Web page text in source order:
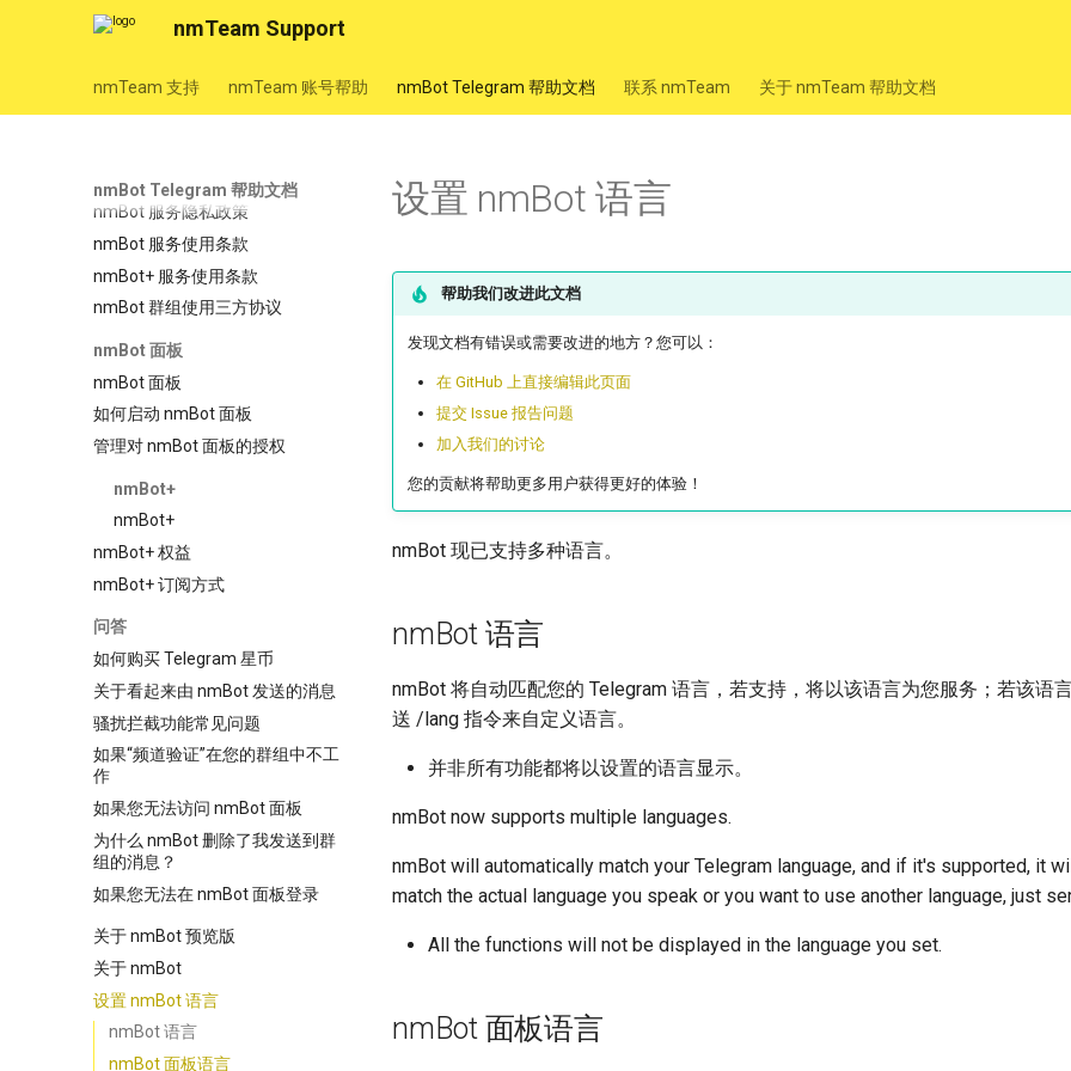
nmTeam Support
nmTeam 支持 nmTeam 账号帮助 nmBot Telegram 帮助文档 联系 nmTeam 关于 nmTeam 帮助文档
nmBot Telegram 帮助文档
nmBot 智能
法律信息
nmBot 服务隐私政策
nmBot 服务使用条款
nmBot+ 服务使用条款
nmBot 群组使用三方协议
nmBot 面板
nmBot 面板
如何启动 nmBot 面板
管理对 nmBot 面板的授权
nmBot+
nmBot+
nmBot+ 权益
nmBot+ 订阅方式
问答
如何购买 Telegram 星币
关于看起来由 nmBot 发送的消息
骚扰拦截功能常见问题
如果“频道验证”在您的群组中不工
作
如果您无法访问 nmBot 面板
为什么 nmBot 删除了我发送到群
组的消息？
如果您无法在 nmBot 面板登录
关于 nmBot 预览版
关于 nmBot
设置 nmBot 语言
nmBot 语言
nmBot 面板语言
设置 nmBot 语言
帮助我们改进此文档
发现文档有错误或需要改进的地方？您可以：
在 GitHub 上直接编辑此页面
提交 Issue 报告问题
加入我们的讨论
您的贡献将帮助更多用户获得更好的体验！
nmBot 现已支持多种语言。
nmBot 语言
nmBot 将自动匹配您的 Telegram 语言，若支持，将以该语言为您服务；若该
送 /lang 指令来自定义语言。
并非所有功能都将以设置的语言显示。
nmBot now supports multiple languages.
nmBot will automatically match your Telegram language, and if it's supported, it
match the actual language you speak or you want to use another language, just
All the functions will not be displayed in the language you set.
nmBot 面板语言